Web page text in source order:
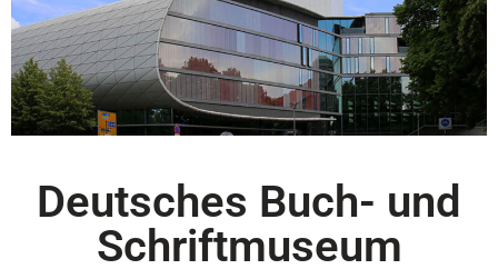
Deutsches Buch- und
Schriftmuseum